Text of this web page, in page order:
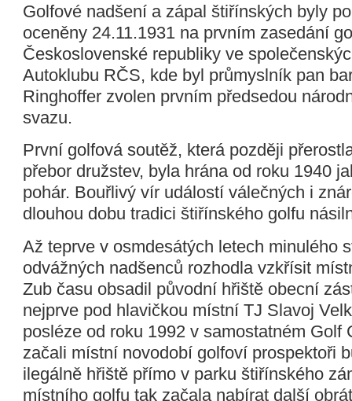
Golfové nadšení a zápal štiřínských byly
oceněny 24.11.1931 na prvním zasedání
Československé republiky ve
Autoklubu RČS, kde byl průmyslník pan
Ringhoffer zvolen prvním předsedou
svazu.
První golfová soutěž, která později
přebor družstev, byla hrána od roku 1940
pohár. Bouřlivý vír událostí válečných i
dlouhou dobu tradici štiřínského golfu
Až teprve v osmdesátých letech minulého
odvážných nadšenců rozhodla vzkřísit
Zub času obsadil původní hřiště obecní
nejprve pod hlavičkou místní TJ Slavoj
posléze od roku 1992 v samostatném Golf
začali místní novodobí golfoví prospektoři
ilegálně hřiště přímo v parku štiřínského
místního golfu tak začala nabírat další